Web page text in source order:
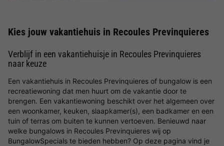
Kies jouw vakantiehuis in Recoules Previnquieres
Verblijf in een vakantiehuisje in Recoules Previnquieres
naar keuze
Een vakantiehuis in Recoules Previnquieres of bungalow is een
recreatiewoning dat men huurt om de vakantie door te
brengen. Een vakantiewoning beschikt over het algemeen over
een woonkamer, keuken, slaapkamer(s), een badkamer en een
tuin of terras om buiten te kunnen vertoeven. Benieuwd naar
welke bungalows in Recoules Previnquieres wij op
BungalowSpecials te bieden hebben? Op deze pagina vind je